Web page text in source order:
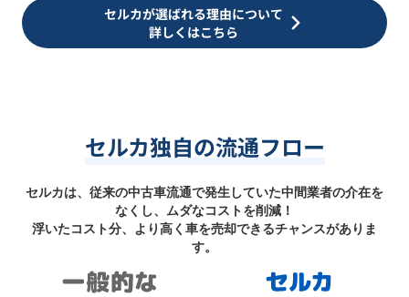
セルカが選ばれる理由について
詳しくはこちら
セルカ独自の流通フロー
セルカは、従来の中古車流通で発生していた中間業者の介在を
なくし、ムダなコストを削減！
浮いたコスト分、より高く車を売却できるチャンスがありま
す。